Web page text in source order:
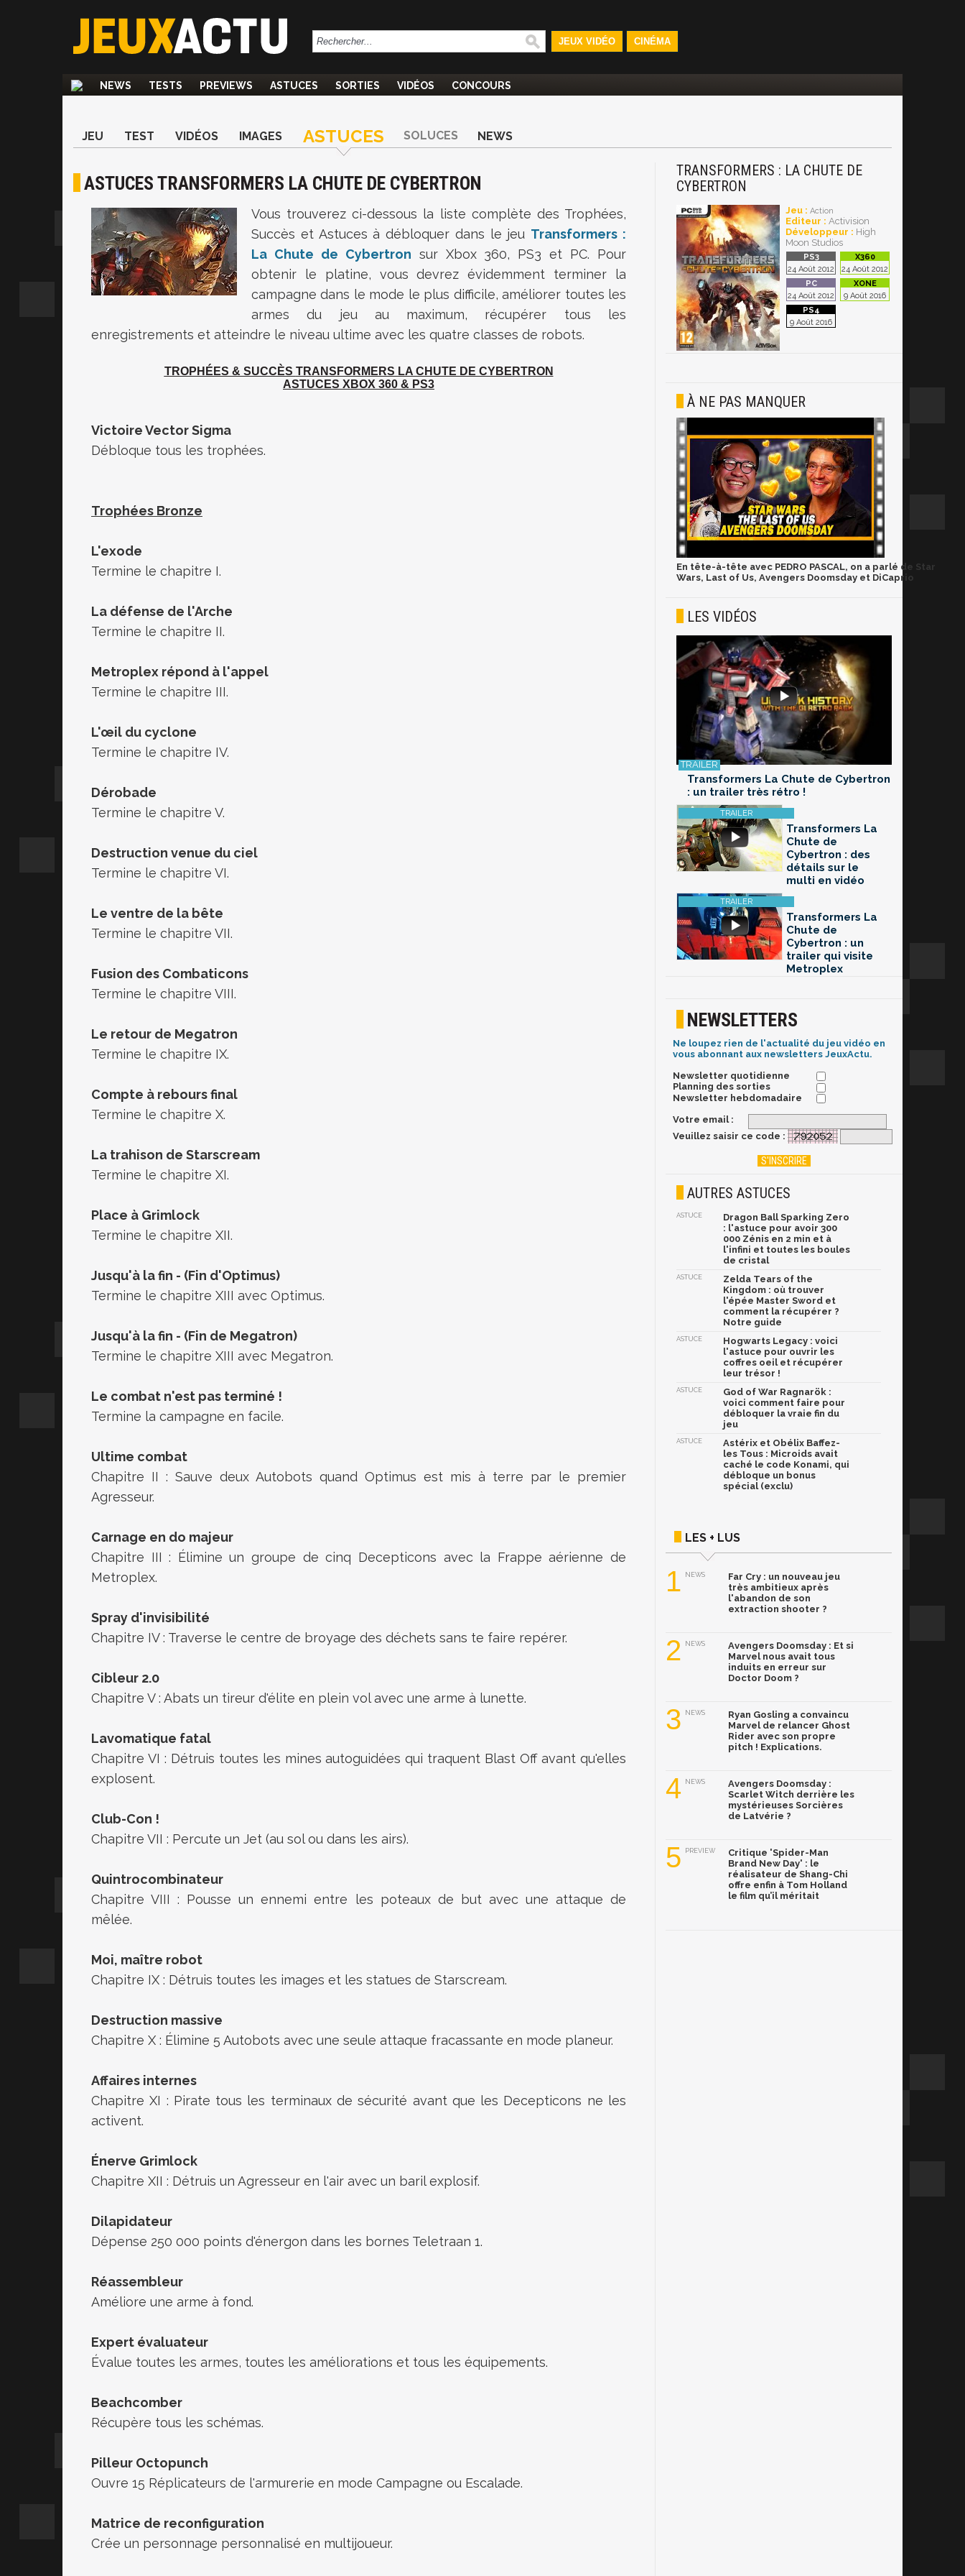
JEUX VIDÉO CINÉMA
NEWS TESTS PREVIEWS ASTUCES SORTIES VIDÉOS CONCOURS
JEU TEST VIDÉOS IMAGES ASTUCES SOLUCES NEWS
ASTUCES TRANSFORMERS LA CHUTE DE CYBERTRON
Vous trouverez ci-dessous la liste complète des Trophées,
Succès et Astuces à débloquer dans le jeu Transformers :
La Chute de Cybertron sur Xbox 360, PS3 et PC. Pour
obtenir le platine, vous devrez évidemment terminer la
campagne dans le mode le plus difficile, améliorer toutes les
armes du jeu au maximum, récupérer tous les
enregistrements et atteindre le niveau ultime avec les quatre classes de robots.
TROPHÉES & SUCCÈS TRANSFORMERS LA CHUTE DE CYBERTRON
ASTUCES XBOX 360 & PS3
Victoire Vector Sigma
Débloque tous les trophées.
Trophées Bronze
L'exode
Termine le chapitre I.
La défense de l'Arche
Termine le chapitre II.
Metroplex répond à l'appel
Termine le chapitre III.
L'œil du cyclone
Termine le chapitre IV.
Dérobade
Termine le chapitre V.
Destruction venue du ciel
Termine le chapitre VI.
Le ventre de la bête
Termine le chapitre VII.
Fusion des Combaticons
Termine le chapitre VIII.
Le retour de Megatron
Termine le chapitre IX.
Compte à rebours final
Termine le chapitre X.
La trahison de Starscream
Termine le chapitre XI.
Place à Grimlock
Termine le chapitre XII.
Jusqu'à la fin - (Fin d'Optimus)
Termine le chapitre XIII avec Optimus.
Jusqu'à la fin - (Fin de Megatron)
Termine le chapitre XIII avec Megatron.
Le combat n'est pas terminé !
Termine la campagne en facile.
Ultime combat
Chapitre II : Sauve deux Autobots quand Optimus est mis à terre par le premier
Agresseur.
Carnage en do majeur
Chapitre III : Élimine un groupe de cinq Decepticons avec la Frappe aérienne de
Metroplex.
Spray d'invisibilité
Chapitre IV : Traverse le centre de broyage des déchets sans te faire repérer.
Cibleur 2.0
Chapitre V : Abats un tireur d'élite en plein vol avec une arme à lunette.
Lavomatique fatal
Chapitre VI : Détruis toutes les mines autoguidées qui traquent Blast Off avant qu'elles
explosent.
Club-Con !
Chapitre VII : Percute un Jet (au sol ou dans les airs).
Quintrocombinateur
Chapitre VIII : Pousse un ennemi entre les poteaux de but avec une attaque de
mêlée.
Moi, maître robot
Chapitre IX : Détruis toutes les images et les statues de Starscream.
Destruction massive
Chapitre X : Élimine 5 Autobots avec une seule attaque fracassante en mode planeur.
Affaires internes
Chapitre XI : Pirate tous les terminaux de sécurité avant que les Decepticons ne les
activent.
Énerve Grimlock
Chapitre XII : Détruis un Agresseur en l'air avec un baril explosif.
Dilapidateur
Dépense 250 000 points d'énergon dans les bornes Teletraan 1.
Réassembleur
Améliore une arme à fond.
Expert évaluateur
Évalue toutes les armes, toutes les améliorations et tous les équipements.
Beachcomber
Récupère tous les schémas.
Pilleur Octopunch
Ouvre 15 Réplicateurs de l'armurerie en mode Campagne ou Escalade.
Matrice de reconfiguration
Crée un personnage personnalisé en multijoueur.
TRANSFORMERS : LA CHUTE DE
CYBERTRON
Jeu : Action
Editeur : Activision
Développeur : High
Moon Studios
24 Août 2012 24 Août 2012
24 Août 2012 9 Août 2016
9 Août 2016
À NE PAS MANQUER
En tête-à-tête avec PEDRO PASCAL, on a parlé de Star
Wars, Last of Us, Avengers Doomsday et DiCaprio
LES VIDÉOS
Transformers La Chute de Cybertron
: un trailer très rétro !
Transformers La
Chute de
Cybertron : des
détails sur le
multi en vidéo
Transformers La
Chute de
Cybertron : un
trailer qui visite
Metroplex
NEWSLETTERS
Ne loupez rien de l'actualité du jeu vidéo en
vous abonnant aux newsletters JeuxActu.
Newsletter quotidienne
Planning des sorties
Newsletter hebdomadaire
Votre email :
Veuillez saisir ce code :
AUTRES ASTUCES
ASTUCE
Dragon Ball Sparking Zero
: l'astuce pour avoir 300
000 Zénis en 2 min et à
l'infini et toutes les boules
de cristal
ASTUCE
Zelda Tears of the
Kingdom : où trouver
l'épée Master Sword et
comment la récupérer ?
Notre guide
ASTUCE
Hogwarts Legacy : voici
l'astuce pour ouvrir les
coffres oeil et récupérer
leur trésor !
ASTUCE
God of War Ragnarök :
voici comment faire pour
débloquer la vraie fin du
jeu
ASTUCE
Astérix et Obélix Baffez-
les Tous : Microids avait
caché le code Konami, qui
débloque un bonus
spécial (exclu)
LES + LUS
1 NEWS
Far Cry : un nouveau jeu
très ambitieux après
l'abandon de son
extraction shooter ?
2 NEWS
Avengers Doomsday : Et si
Marvel nous avait tous
induits en erreur sur
Doctor Doom ?
3 NEWS
Ryan Gosling a convaincu
Marvel de relancer Ghost
Rider avec son propre
pitch ! Explications.
4 NEWS
Avengers Doomsday :
Scarlet Witch derrière les
mystérieuses Sorcières
de Latvérie ?
5 PREVIEW
Critique 'Spider-Man
Brand New Day' : le
réalisateur de Shang-Chi
offre enfin à Tom Holland
le film qu’il méritait